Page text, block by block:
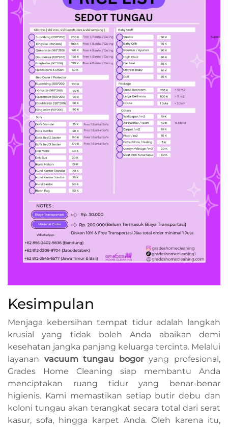
Kesimpulan
Menjaga kebersihan tempat tidur adalah langkah
krusial yang tidak boleh Anda abaikan demi
kesehatan jangka panjang keluarga tercinta. Melalui
layanan vacuum tungau bogoryang profesional,
Grades Home Cleaning siap membantu Anda
menciptakan ruang tidur yang benar-benar
higienis. Kami memastikan setiap butir debu dan
koloni tungau akan terangkat secara total dari serat
kasur, sofa, hingga karpet Anda. Oleh karena itu,